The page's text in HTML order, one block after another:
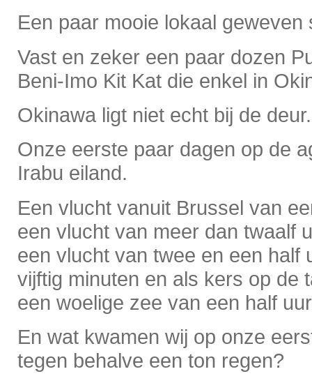
Een paar mooie lokaal
Vast en zeker een paar dozen
Beni-Imo Kit Kat die enkel in
Okinawa ligt niet echt bij de deur.
Onze eerste paar dagen op de
Irabu eiland.
Een vlucht vanuit Brussel van
een vlucht van meer dan twaalf
een vlucht van twee en een half
vijftig minuten en als kers op de
een woelige zee van een half
En wat kwamen wij op onze
tegen behalve een ton regen?